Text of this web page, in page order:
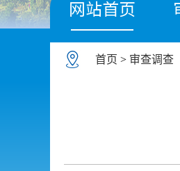
网站首页
首页 > 审查调查